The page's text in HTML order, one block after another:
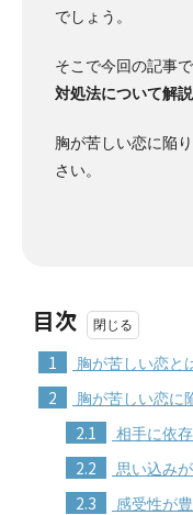
でしょう。
そこで今回の記事で
対処法について解
胸が苦しい恋に陥
さい。
目次
1 胸が苦しい恋と
2 胸が苦しい恋に
2.1 相手に依
2.2 思い込み
2.3 感受性が